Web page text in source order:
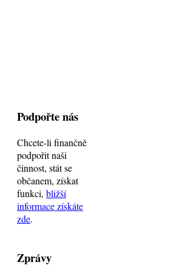
Podpořte nás
Chcete-li finančně
podpořit naši
činnost, stát se
občanem, získat
funkci, bližší
informace získáte
zde.
Zprávy